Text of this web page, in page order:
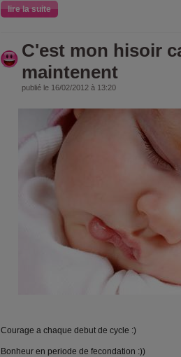
lire la suite
C'est mon hisoir
maintenent
publié le 16/02/2012 à 13:20
Courage a chaque debut de cycle :)
Bonheur en periode de fecondation :))